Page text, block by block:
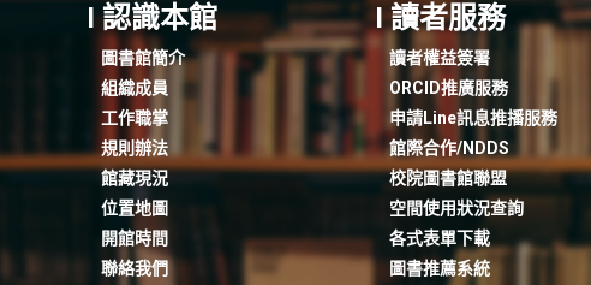
I 認識本館
圖書館簡介
組織成員
工作職掌
規則辦法
館藏現況
位置地圖
開館時間
聯絡我們
I 讀者服務
讀者權益簽署
ORCID推廣服務
申請Line訊息推播服務
館際合作/NDDS
校院圖書館聯盟
空間使用狀況查詢
各式表單下載
圖書推薦系統